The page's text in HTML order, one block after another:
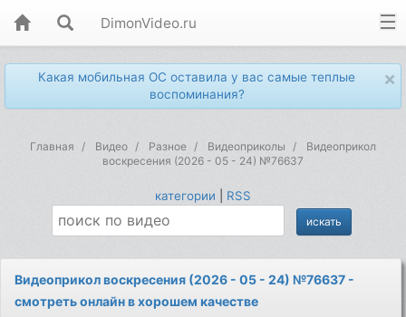
DimonVideo.ru
×
Какая мобильная ОС оставила у вас самые теплые
воспоминания?
Главная Видео Разное Видеоприколы
Видеоприкол
воскресения (2026 - 05 - 24) №76637
категории RSS
Видеоприкол воскресения (2026 - 05 - 24) №76637 -
смотреть онлайн в хорошем качестве